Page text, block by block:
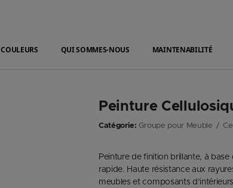
COULEURS QUI SOMMES-NOUS MAINTENABILITÉ
Peinture
Catégorie: Groupe pour Meuble
Peinture de finition brillante, à
rapide. Haute résistance aux
meubles et composants